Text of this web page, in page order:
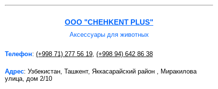
ООО "CHEHKENT PLUS"
Аксессуары для животных
Телефон: (+998 71) 277 56 19, (+998 94) 642 86 38
Адрес: Узбекистан, Ташкент, Яккасарайский район , Миракилова
улица, дом 2/10